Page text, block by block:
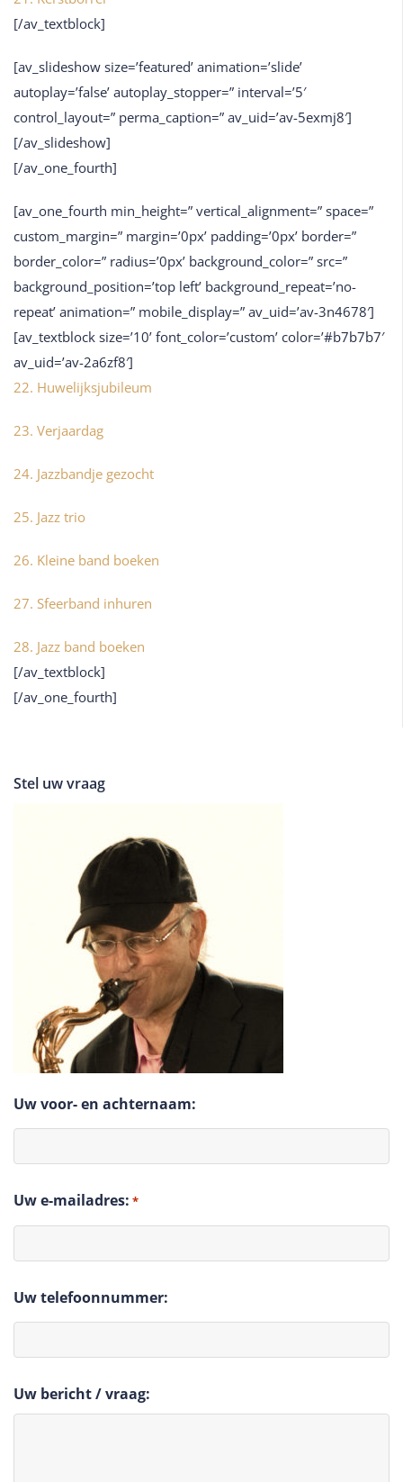
[/av_textblock]
[av_slideshow size=’featured’ animation=’slide’
autoplay=’false’ autoplay_stopper=” interval=’5′
control_layout=” perma_caption=” av_uid=’av-5exmj8′]
[/av_slideshow]
[/av_one_fourth]
[av_one_fourth min_height=” vertical_alignment=” space=”
custom_margin=” margin=’0px’ padding=’0px’ border=”
border_color=” radius=’0px’ background_color=” src=”
background_position=’top left’ background_repeat=’no-
repeat’ animation=” mobile_display=” av_uid=’av-3n4678′]
[av_textblock size=’10’ font_color=’custom’ color=’#b7b7b7′
av_uid=’av-2a6zf8′]
22. Huwelijksjubileum
23. Verjaardag
24. Jazzbandje gezocht
25. Jazz trio
26. Kleine band boeken
27. Sfeerband inhuren
28. Jazz band boeken
[/av_textblock]
[/av_one_fourth]
Stel uw vraag
Uw voor- en achternaam:
Uw e-mailadres: *
Uw telefoonnummer:
Uw bericht / vraag: